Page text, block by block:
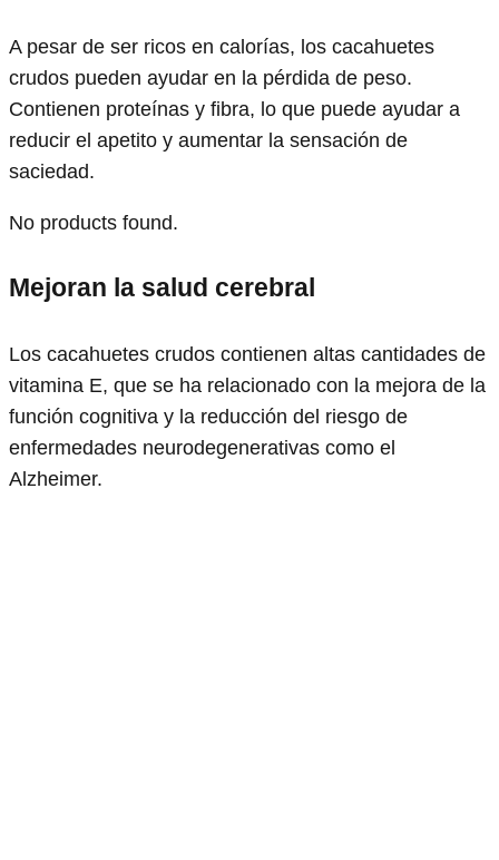
A pesar de ser ricos en calorías, los cacahuetes
crudos pueden ayudar en la pérdida de peso.
Contienen proteínas y fibra, lo que puede ayudar a
reducir el apetito y aumentar la sensación de
saciedad.
No products found.
Mejoran la salud cerebral
Los cacahuetes crudos contienen altas cantidades de
vitamina E, que se ha relacionado con la mejora de la
función cognitiva y la reducción del riesgo de
enfermedades neurodegenerativas como el
Alzheimer.